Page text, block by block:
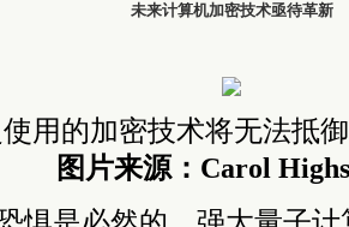
未来计算机加密技术亟待革新
使用的加密技术将无法抵
图片来源：Carol